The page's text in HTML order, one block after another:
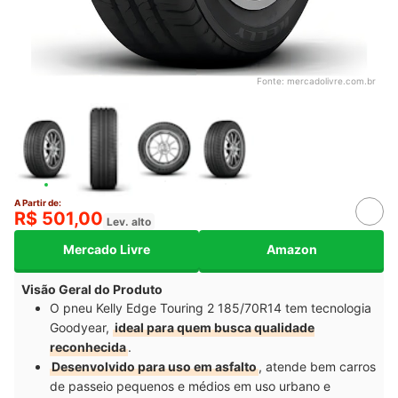
Fonte: mercadolivre.com.br
A Partir de:
R$ 501,00 Lev. alto
Mercado Livre Amazon
Visão Geral do Produto
O pneu Kelly Edge Touring 2 185/70R14 tem tecnologia
Goodyear, ideal para quem busca qualidade
reconhecida.
Desenvolvido para uso em asfalto, atende bem carros
de passeio pequenos e médios em uso urbano e